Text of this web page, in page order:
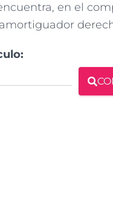
en el